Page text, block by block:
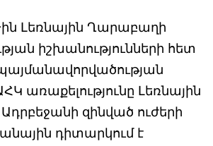
Լեռնային Ղարաբաղի
իշխանությունների հետ
առաքելությունը Լեռնային
զինված ուժերի
դիտարկում է